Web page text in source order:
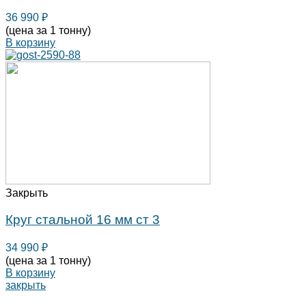
36 990 ₽
(цена за 1 тонну)
В корзину
Закрыть
Круг стальной 16 мм ст 3
34 990 ₽
(цена за 1 тонну)
В корзину
закрыть